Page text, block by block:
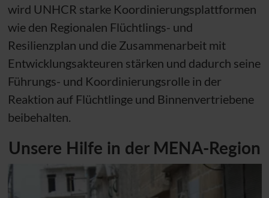
wird UNHCR starke Koordinierungsplattformen
wie den Regionalen Flüchtlings- und
Resilienzplan und die Zusammenarbeit mit
Entwicklungsakteuren stärken und dadurch seine
Führungs- und Koordinierungsrolle in der
Reaktion auf Flüchtlinge und Binnenvertriebene
beibehalten.
Unsere Hilfe in der MENA-Region
mehr über Syrien